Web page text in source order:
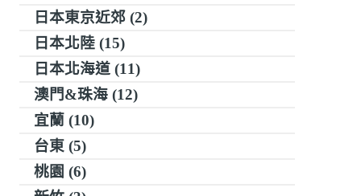
日本東京近郊 (2)
日本北陸 (15)
日本北海道 (11)
澳門&珠海 (12)
宜蘭 (10)
台東 (5)
桃園 (6)